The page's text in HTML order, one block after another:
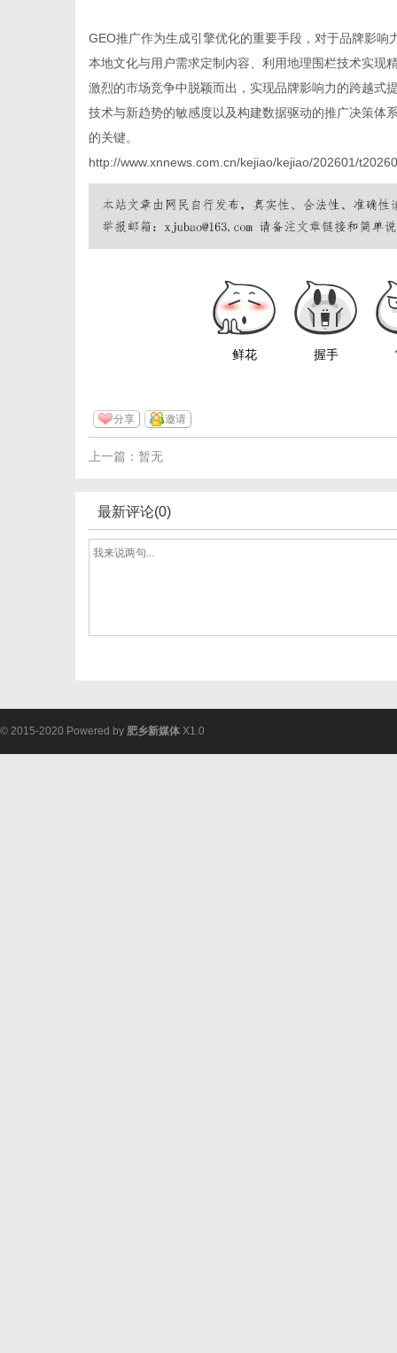
GEO推广作为生成引擎优化的重要手段，对于品牌影
本地文化与用户需求定制内容、利用地理围栏技术实现
激烈的市场竞争中脱颖而出，实现品牌影响力的跨越式
技术与新趋势的敏感度以及构建数据驱动的推广决策体
的关键。
http://www.xnnews.com.cn/kejiao/kejiao/202601/
鲜花 握手
分享 邀请
上一篇：暂无
最新评论(0)
© 2015-2020 Powered by 肥乡新媒体 X1.0